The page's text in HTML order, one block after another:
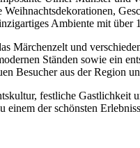
Ambiente mit über
Märchenzelt und
Ständen sowie ein
Besucher aus der Region
festliche
der schönsten